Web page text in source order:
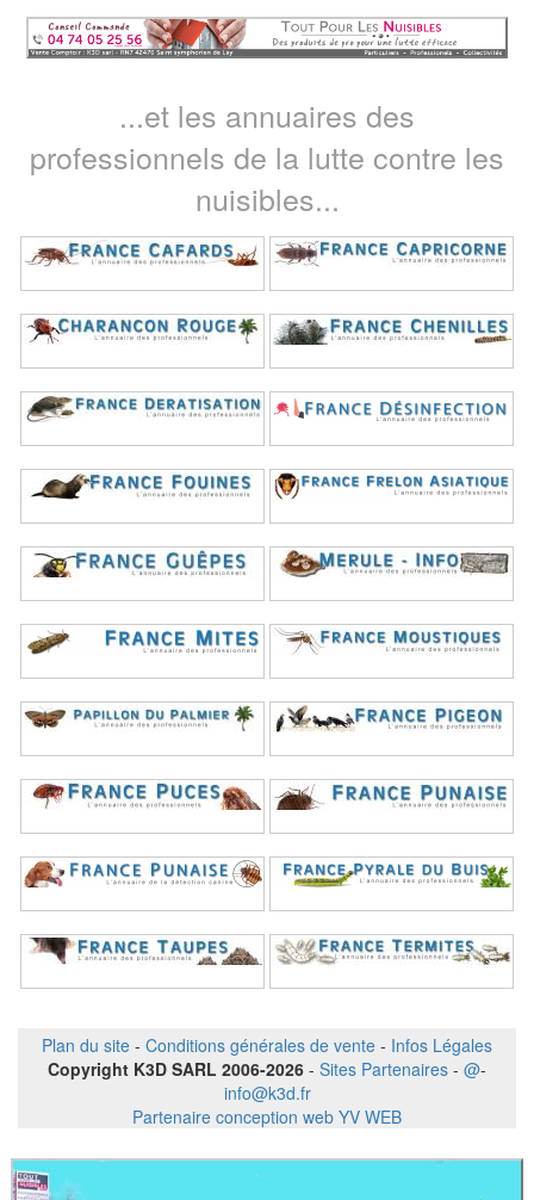
...et les annuaires des
professionnels de la lutte contre les
nuisibles...
Plan du site - Conditions générales de vente - Infos Légales
Copyright K3D SARL 2006-2026 - Sites Partenaires - @-
info@k3d.fr
Partenaire conception web YV WEB